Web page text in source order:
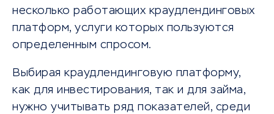
несколько работающих краудлендинговых
платформ, услуги которых пользуются
определенным спросом.
Выбирая краудлендинговую платформу,
как для инвестирования, так и для займа,
нужно учитывать ряд показателей, среди